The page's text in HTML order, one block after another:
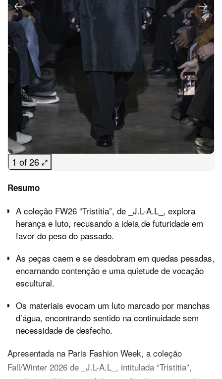
1 of 26
Resumo
A coleção FW26 “Tristitia”, de _J.L-A.L_, explora
herança e luto, recusando a ideia de futuridade em
favor do peso do passado.
As peças caem e se desdobram em quedas pesadas,
encarnando contenção e uma quietude de vocação
escultural.
Os materiais evocam um luto marcado por manchas
d’água, encontrando sentido na continuidade sem
necessidade de desfecho.
Apresentada na Paris Fashion Week, a coleção
Fall/Winter 2026 de _J.L-A.L_, intitulada “Tristitia”,